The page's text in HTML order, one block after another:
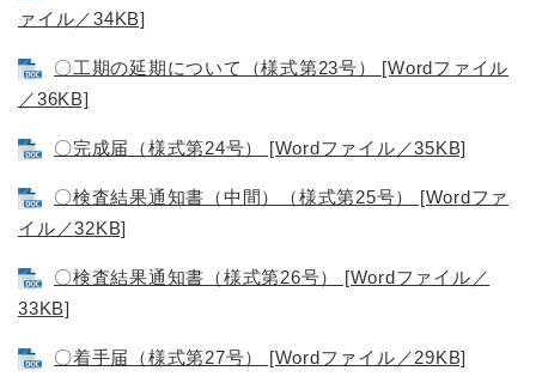
ァイル／34KB]
〇工期の延期について（様式第23号） [Wordファイル
／36KB]
〇完成届（様式第24号） [Wordファイル／35KB]
〇検査結果通知書（中間）（様式第25号） [Wordファ
イル／32KB]
〇検査結果通知書（様式第26号） [Wordファイル／
33KB]
〇着手届（様式第27号） [Wordファイル／29KB]